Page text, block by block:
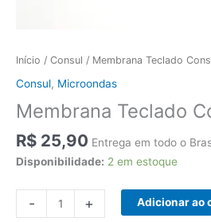
Início / Consul / Membrana Teclado
Consul, Microondas
Membrana Teclado
R$ 25,90 Entrega em todo o
Disponibilidade: 2 em estoque
-
Membrana
Teclado
+ Adicionar ao